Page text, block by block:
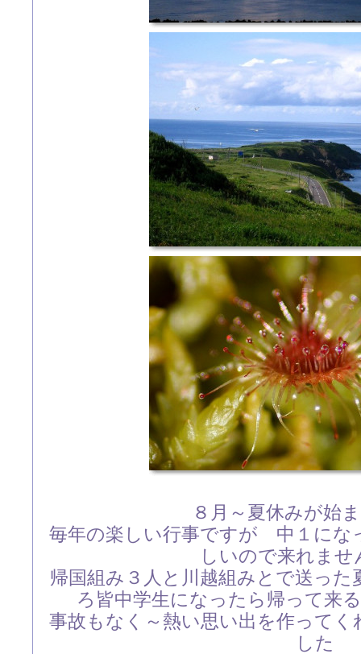
８月～夏休みが始
毎年の楽しい行事ですが 中１にな
しいので来れませ
帰国組み３人と川越組みとで送っ
ろ皆中学生になったら帰って来
事故もなく～熱い思い出を作って
した